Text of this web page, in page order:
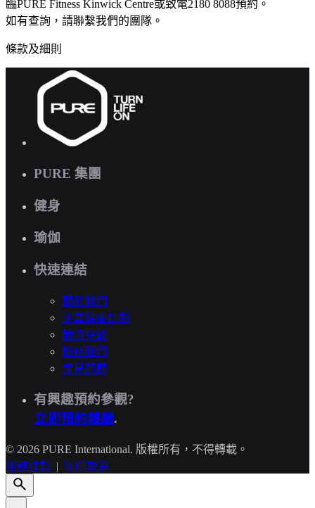
臨PURE Fitness Kinwick Centre或致電2180 8088預約。
如有查詢，請聯繫我們的團隊。
條款及細則
PURE 集團
健身
瑜伽
快速連結
關於我們
企業健康計劃
職位空缺
聯絡我們
常見問題
有興趣預約參觀?
立即預約體驗.
© 2026 PURE International. 版權所有，不得轉載。
服務條款 | 私隱政策